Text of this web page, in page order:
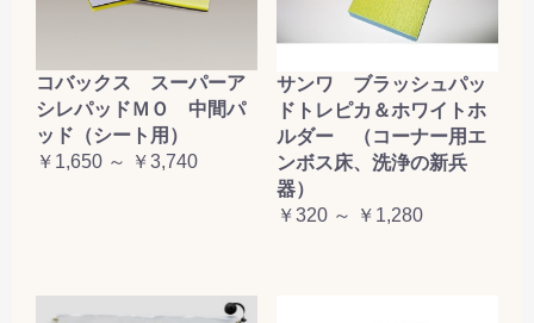
コバックス スーパーア
シレパッドＭＯ 中間パ
ッド（シート用）
￥1,650 ～ ￥3,740
サンワ ブラッシュパッ
ドトレピカ＆ホワイトホ
ルダー （コーナー用エ
ンボス床、洗浄の新兵
器）
￥320 ～ ￥1,280